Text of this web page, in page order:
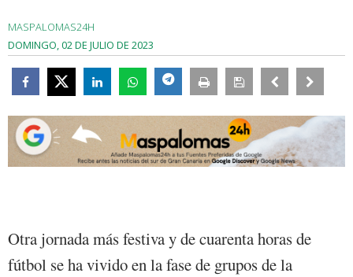
MASPALOMAS24H
DOMINGO, 02 DE JULIO DE 2023
Otra jornada más festiva y de cuarenta horas de
fútbol se ha vivido en la fase de grupos de la